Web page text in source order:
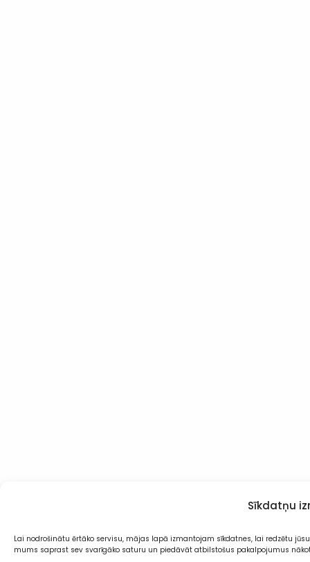
Sīkdatņu
Lai nodrošinātu ērtāko servisu, mājas lapā izmantojam sīkdatnes, lai redzētu
mums saprast sev svarīgāko saturu un piedāvāt atbilstošus pakalpojumus